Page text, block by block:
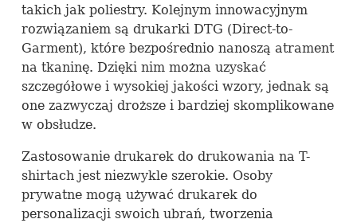
takich jak poliestry. Kolejnym innowacyjnym
rozwiązaniem są drukarki DTG (Direct-to-
Garment), które bezpośrednio nanoszą atrament
na tkaninę. Dzięki nim można uzyskać
szczegółowe i wysokiej jakości wzory, jednak są
one zazwyczaj droższe i bardziej skomplikowane
w obsłudze.
Zastosowanie drukarek do drukowania na T-
shirtach jest niezwykle szerokie. Osoby
prywatne mogą używać drukarek do
personalizacji swoich ubrań, tworzenia